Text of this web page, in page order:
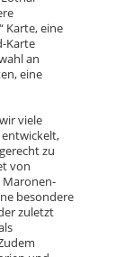
Karte, eine
Karte
an
eine
viele
zu
von
Maronen-
besondere
zuletzt